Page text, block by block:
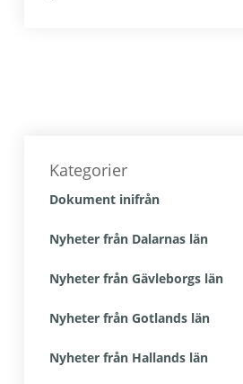
sidofält
Kategorier
Dokument inifrån
Nyheter från Dalarnas län
Nyheter från Gävleborgs län
Nyheter från Gotlands län
Nyheter från Hallands län